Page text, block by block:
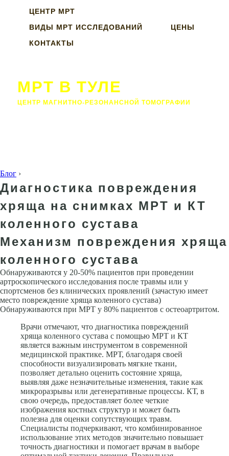
ЦЕНТР МРТ
ВИДЫ МРТ ИССЛЕДОВАНИЙ
ЦЕНЫ
КОНТАКТЫ
МРТ В ТУЛЕ
ЦЕНТР МАГНИТНО-РЕЗОНАНСНОЙ ТОМОГРАФИИ
Блог ›
Диагностика повреждения
хряща на снимках МРТ и КТ
коленного сустава
Механизм повреждения хряща
коленного сустава
Обнаруживаются у 20-50% пациентов при проведении
артроскопического исследования после травмы или у
спортсменов без клинических проявлений (зачастую имеет
место повреждение хряща коленного сустава)
Обнаруживаются при МРТ у 80% пациентов с остеоартритом.
Врачи отмечают, что диагностика повреждений
хряща коленного сустава с помощью МРТ и КТ
является важным инструментом в современной
медицинской практике. МРТ, благодаря своей
способности визуализировать мягкие ткани,
позволяет детально оценить состояние хряща,
выявляя даже незначительные изменения, такие как
микроразрывы или дегенеративные процессы. КТ, в
свою очередь, предоставляет более четкие
изображения костных структур и может быть
полезна для оценки сопутствующих травм.
Специалисты подчеркивают, что комбинированное
использование этих методов значительно повышает
точность диагностики и помогает врачам в выборе